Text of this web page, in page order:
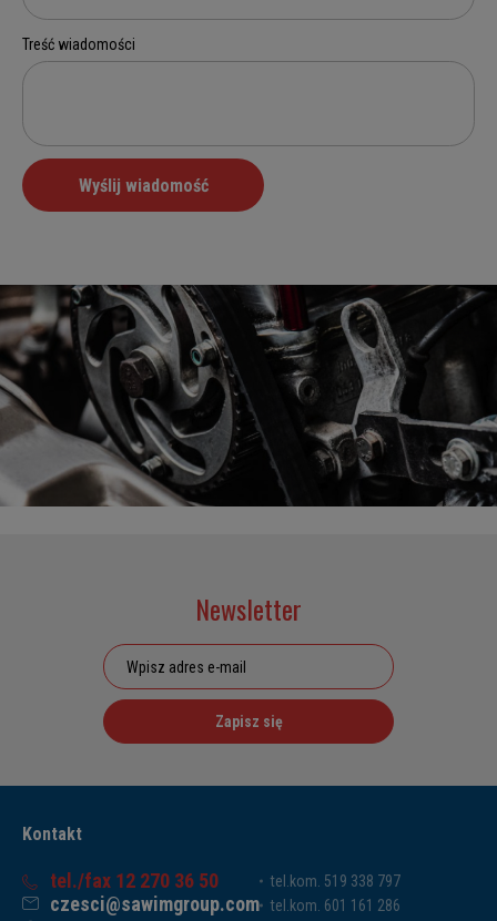
Newsletter
Zapisz się
Kontakt
tel./fax 12 270 36 50
czesci@sawimgroup.com
tel.kom. 519 338 797
tel.kom. 601 161 286